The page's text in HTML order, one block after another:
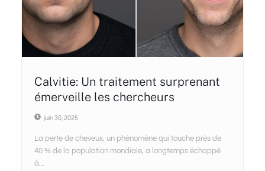
Calvitie: Un traitement surprenant
émerveille les chercheurs
juin 30, 2025
La perte de cheveux, un phénomène qui touche près de
40 % de la population mondiale, a longtemps échappé
à...